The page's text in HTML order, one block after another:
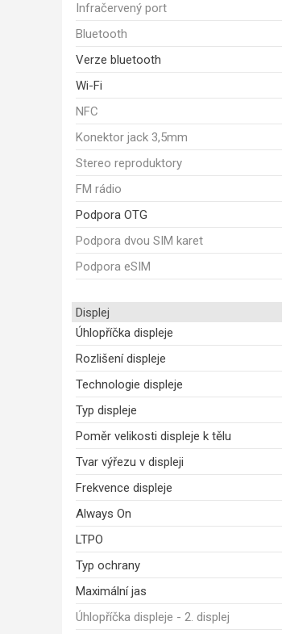
Infračervený port
Bluetooth
Verze bluetooth
Wi-Fi
NFC
Konektor jack 3,5mm
Stereo reproduktory
FM rádio
Podpora OTG
Podpora dvou SIM karet
Podpora eSIM
Displej
Úhlopříčka displeje
Rozlišení displeje
Technologie displeje
Typ displeje
Poměr velikosti displeje k tělu
Tvar výřezu v displeji
Frekvence displeje
Always On
LTPO
Typ ochrany
Maximální jas
Úhlopříčka displeje - 2. displej